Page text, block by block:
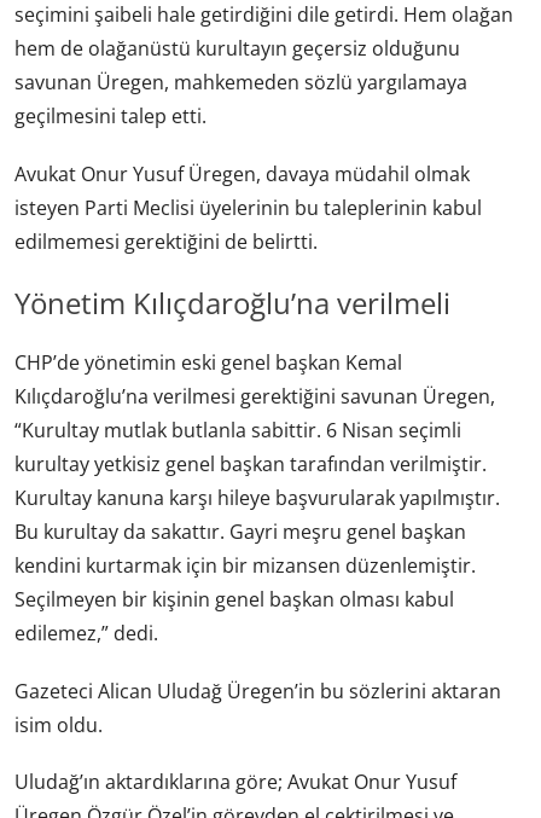
seçimini şaibeli hale getirdiğini dile getirdi. Hem olağan
hem de olağanüstü kurultayın geçersiz olduğunu
savunan Üregen, mahkemeden sözlü yargılamaya
geçilmesini talep etti.
Avukat Onur Yusuf Üregen, davaya müdahil olmak
isteyen Parti Meclisi üyelerinin bu taleplerinin kabul
edilmemesi gerektiğini de belirtti.
Yönetim Kılıçdaroğlu’na verilmeli
CHP’de yönetimin eski genel başkan Kemal
Kılıçdaroğlu’na verilmesi gerektiğini savunan Üregen,
“Kurultay mutlak butlanla sabittir. 6 Nisan seçimli
kurultay yetkisiz genel başkan tarafından verilmiştir.
Kurultay kanuna karşı hileye başvurularak yapılmıştır.
Bu kurultay da sakattır. Gayri meşru genel başkan
kendini kurtarmak için bir mizansen düzenlemiştir.
Seçilmeyen bir kişinin genel başkan olması kabul
edilemez,” dedi.
Gazeteci Alican Uludağ Üregen’in bu sözlerini aktaran
isim oldu.
Uludağ’ın aktardıklarına göre; Avukat Onur Yusuf